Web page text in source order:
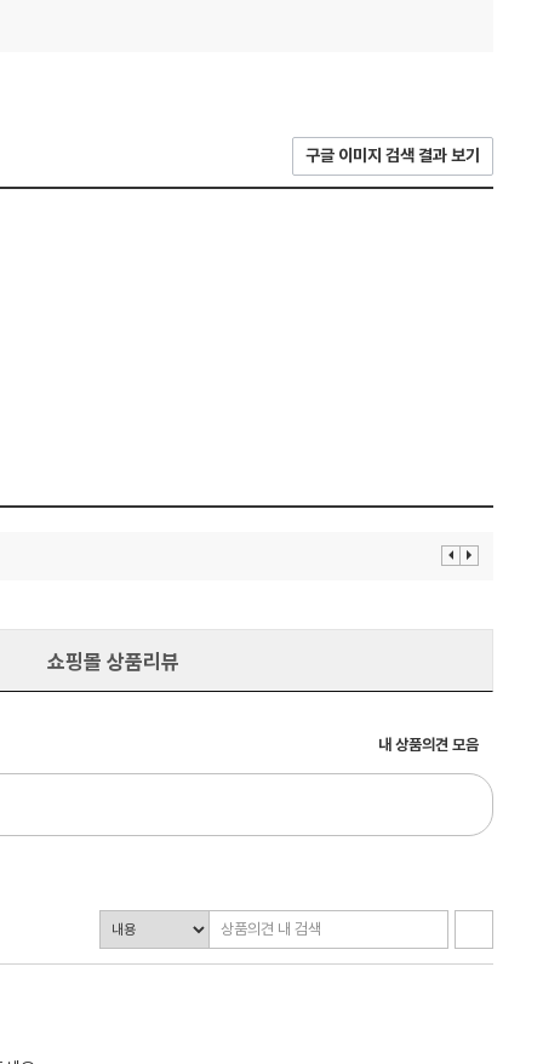
구글 이미지 검색 결과 보기
이 다
쇼핑몰 상품리뷰
내 상품의견 모음